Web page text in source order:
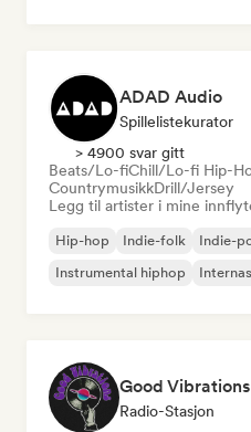
ADAD Audio
Spillelistekurator
> 4900 svar gitt
Beats/Lo-fiChill/Lo-fi Hip-
CountrymusikkDrill/Jersey
Legg til artister i mine
Hip-hop Indie-folk Indie-
Instrumental hiphop
Good
Radio-Stasjon